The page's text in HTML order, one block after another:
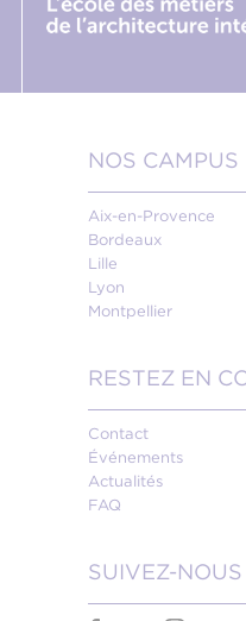
NOS CAMPUS
Aix-en-Provence
Bordeaux
Lille
Lyon
Montpellier
RESTEZ EN
Contact
Événements
Actualités
FAQ
SUIVEZ-NOUS